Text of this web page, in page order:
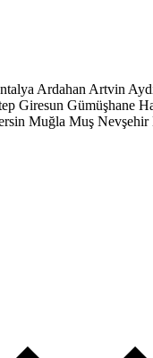
ArdahanArtvin
Giresun Gümüşhane
Muğla Muş Nevşehir